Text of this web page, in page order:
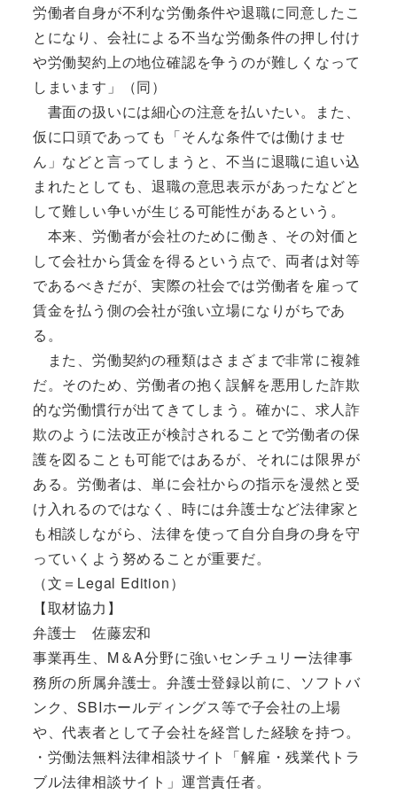
労働者自身が不利な労働条件や退職に同意したこ
とになり、会社による不当な労働条件の押し付け
や労働契約上の地位確認を争うのが難しくなって
しまいます」（同）
書面の扱いには細心の注意を払いたい。また、
仮に口頭であっても「そんな条件では働けませ
ん」などと言ってしまうと、不当に退職に追い込
まれたとしても、退職の意思表示があったなどと
して難しい争いが生じる可能性があるという。
本来、労働者が会社のために働き、その対価と
して会社から賃金を得るという点で、両者は対等
であるべきだが、実際の社会では労働者を雇って
賃金を払う側の会社が強い立場になりがちであ
る。
また、労働契約の種類はさまざまで非常に複雑
だ。そのため、労働者の抱く誤解を悪用した詐欺
的な労働慣行が出てきてしまう。確かに、求人詐
欺のように法改正が検討されることで労働者の保
護を図ることも可能ではあるが、それには限界が
ある。労働者は、単に会社からの指示を漫然と受
け入れるのではなく、時には弁護士など法律家と
も相談しながら、法律を使って自分自身の身を守
っていくよう努めることが重要だ。
（文＝Legal Edition）
【取材協力】
弁護士 佐藤宏和
事業再生、M＆A分野に強いセンチュリー法律事
務所の所属弁護士。弁護士登録以前に、ソフトバ
ンク、SBIホールディングス等で子会社の上場
や、代表者として子会社を経営した経験を持つ。
・労働法無料法律相談サイト「解雇・残業代トラ
ブル法律相談サイト」運営責任者。